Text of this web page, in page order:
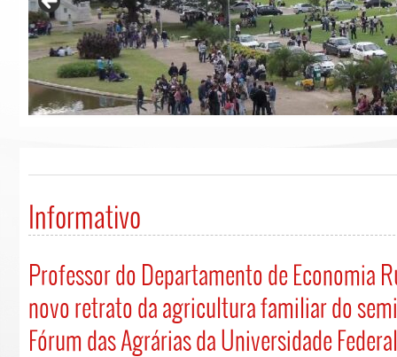
Informativo
Professor do Departamento de Economia
novo retrato da agricultura familiar do
Fórum das Agrárias da Universidade